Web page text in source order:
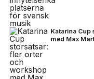
Katarina Cup
med Max